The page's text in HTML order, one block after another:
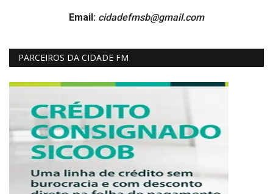
Email: cidadefmsb@gmail.com
PARCEIROS DA CIDADE FM